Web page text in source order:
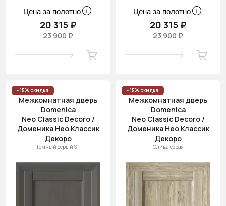
Цена за полотно
20 315 ₽
23 900 ₽
Цена за полотно
20 315 ₽
23 900 ₽
- 15% скидка
Межкомнатная дверь
Domenica
Neo Classic Decoro /
Доменика Нео Классик
Декоро
Тёмный серый ST
- 15% скидка
Межкомнатная дверь
Domenica
Neo Classic Decoro /
Доменика Нео Классик
Декоро
Олива серая